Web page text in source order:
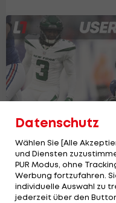
User Endzone:
Desaster
Datenschutz
Wählen Sie [Alle
und Diensten
PUR Modus, ohne
Werbung fortzufahren.
individuelle Auswahl zu
jederzeit über den